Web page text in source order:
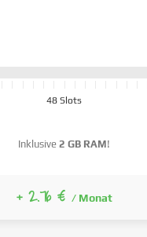
48 Slots
Inklusive 2 GB RAM!
+ 2.76 € / Monat